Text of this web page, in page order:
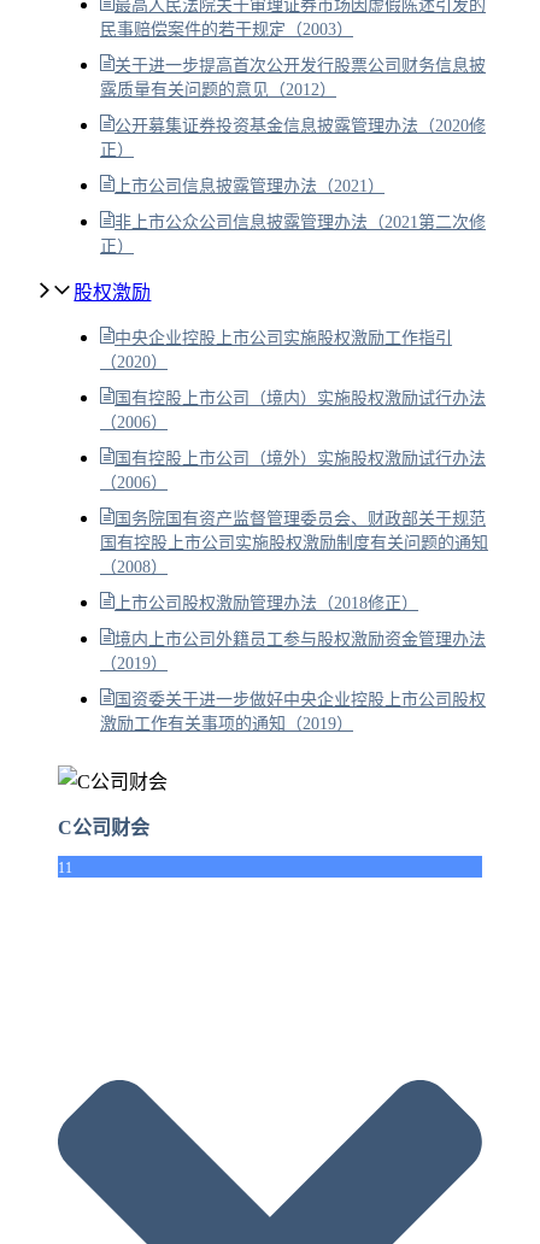
最高人民法院关于审理证券市场因虚假陈述引发的
民事赔偿案件的若干规定（2003）
关于进一步提高首次公开发行股票公司财务信息披
露质量有关问题的意见（2012）
公开募集证券投资基金信息披露管理办法（2020修
正）
上市公司信息披露管理办法（2021）
非上市公众公司信息披露管理办法（2021第二次修
正）
股权激励
中央企业控股上市公司实施股权激励工作指引
（2020）
国有控股上市公司（境内）实施股权激励试行办法
（2006）
国有控股上市公司（境外）实施股权激励试行办法
（2006）
国务院国有资产监督管理委员会、财政部关于规范
国有控股上市公司实施股权激励制度有关问题的通知
（2008）
上市公司股权激励管理办法（2018修正）
境内上市公司外籍员工参与股权激励资金管理办法
（2019）
国资委关于进一步做好中央企业控股上市公司股权
激励工作有关事项的通知（2019）
C公司财会
11